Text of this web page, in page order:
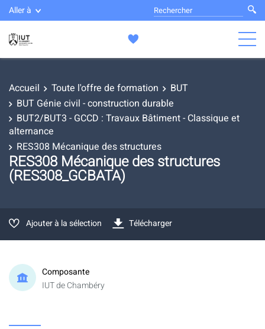
Aller à
Accueil Toute l'offre de formation
BUT
BUT Génie civil - construction durable
BUT2/BUT3 - GCCD : Travaux Bâtiment - Classique et
alternance
RES308 Mécanique des structures
RES308 Mécanique des structures
(RES308_GCBATA)
Ajouter à la sélection Télécharger
Composante
IUT de Chambéry